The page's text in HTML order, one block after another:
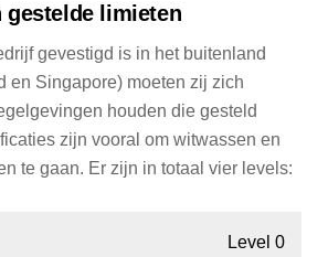
gestelde limieten
gevestigd is in het buitenland
en Singapore) moeten zij zich
houden die gesteld
zijn vooral om witwassen en
te gaan. Er zijn in totaal vier levels:
Level 0